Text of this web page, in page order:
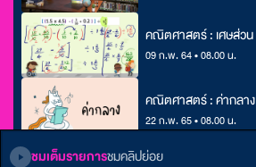
ชมเต็มรายการชมคลิปย่อย
คณิตศาสตร์ : เศษส่วน
09 ก.พ. 64 • 08.00 น.
คณิตศาสตร์ : ค่ากลาง
22 ก.พ. 65 • 08.00 น.